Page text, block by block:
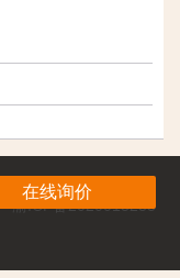
在线询价
渝ICP备2020013233